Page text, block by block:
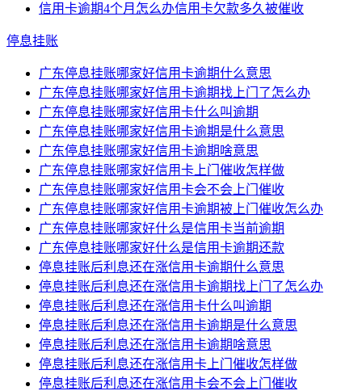
信用卡逾期4个月怎么办信用卡欠款多久被催收
停息挂账
广东停息挂账哪家好信用卡逾期什么意思
广东停息挂账哪家好信用卡逾期找上门了怎么办
广东停息挂账哪家好信用卡什么叫逾期
广东停息挂账哪家好信用卡逾期是什么意思
广东停息挂账哪家好信用卡逾期啥意思
广东停息挂账哪家好信用卡上门催收怎样做
广东停息挂账哪家好信用卡会不会上门催收
广东停息挂账哪家好信用卡逾期被上门催收怎么办
广东停息挂账哪家好什么是信用卡当前逾期
广东停息挂账哪家好什么是信用卡逾期还款
停息挂账后利息还在涨信用卡逾期什么意思
停息挂账后利息还在涨信用卡逾期找上门了怎么办
停息挂账后利息还在涨信用卡什么叫逾期
停息挂账后利息还在涨信用卡逾期是什么意思
停息挂账后利息还在涨信用卡逾期啥意思
停息挂账后利息还在涨信用卡上门催收怎样做
停息挂账后利息还在涨信用卡会不会上门催收